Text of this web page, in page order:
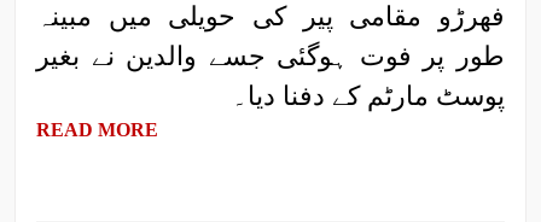
فھرڑو مقامی پیر کی حویلی میں مبینہ
طور پر فوت ہوگئی جسے والدین نے بغیر
پوسٹ مارٹم کے دفنا دیا۔
READ MORE